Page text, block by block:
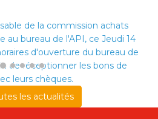
de la commission achats
au bureau de l'API, ce Jeudi 14
d'ouverture du bureau de
de réceptionner les bons de
leurs chèques.
les actualités